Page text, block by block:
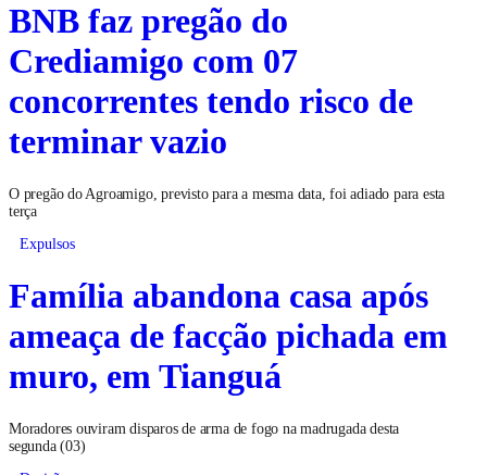
BNB faz pregão do
Crediamigo com 07
concorrentes tendo risco de
terminar vazio
O pregão do Agroamigo, previsto para a mesma data, foi adiado para esta
terça
Expulsos
Família abandona casa após
ameaça de facção pichada em
muro, em Tianguá
Moradores ouviram disparos de arma de fogo na madrugada desta
segunda (03)